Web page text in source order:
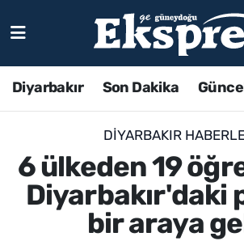
Diyarbakır Son Dakika
DIYARBAKIR
6 ülkeden 19
Diyarbakır'daki
bir araya